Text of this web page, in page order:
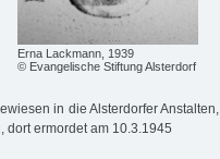
Erna Lackmann, 1939
© Evangelische Stiftung Alsterdorf
in die Alsterdorfer Anstalten,
dort ermordet am 10.3.1945